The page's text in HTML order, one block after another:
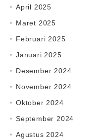
April 2025
Maret 2025
Februari 2025
Januari 2025
Desember 2024
November 2024
Oktober 2024
September 2024
Agustus 2024